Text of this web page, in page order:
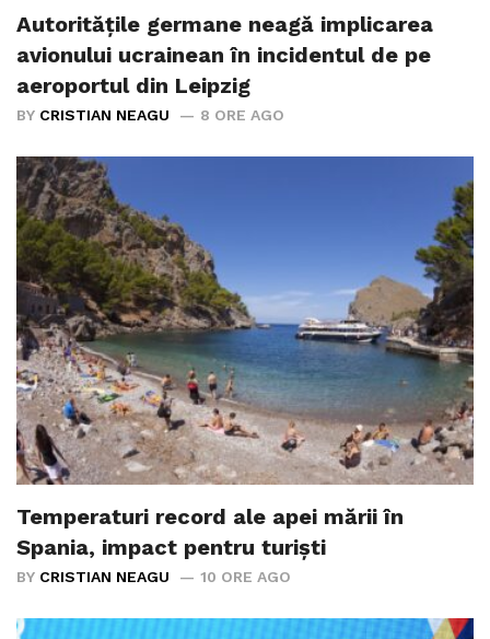
Autoritățile germane neagă implicarea
avionului ucrainean în incidentul de pe
aeroportul din Leipzig
BY CRISTIAN NEAGU 8 ORE AGO
Temperaturi record ale apei mării în
Spania, impact pentru turiști
BY CRISTIAN NEAGU 10 ORE AGO